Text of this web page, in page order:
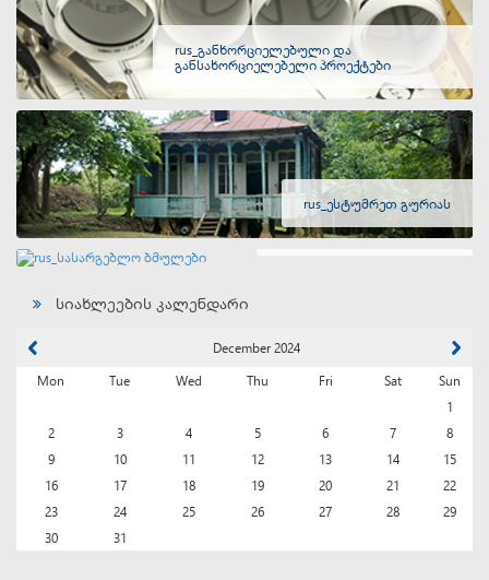
rus_განხორციელებული და
განსახორციელებელი პროექტები
rus_ესტუმრეთ გურიას
rus_სასარგებლო ბმულები
სიახლეების კალენდარი
December 2024
Mon
Tue Wed Thu Fri Sat
Sun
1
2
3 4 5 6 7
8
9
10 11 12 13 14
15
16
17 18 19 20 21
22
23
24 25 26 27 28
29
30
31